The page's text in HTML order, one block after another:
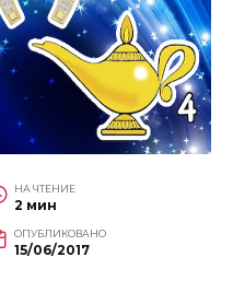
НА ЧТЕНИЕ
2 мин
ОПУБЛИКОВАНО
15/06/2017